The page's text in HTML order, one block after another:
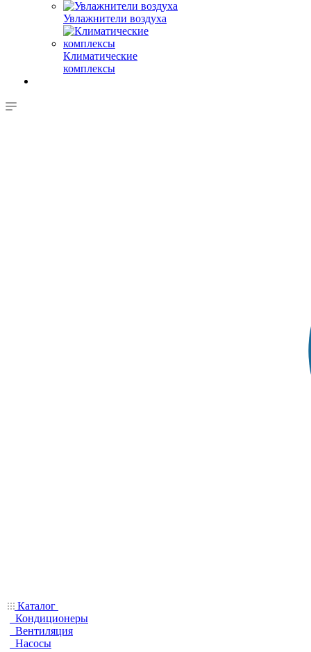
Увлажнители воздуха
Климатические
комплексы
Каталог
Кондиционеры
Вентиляция
Насосы